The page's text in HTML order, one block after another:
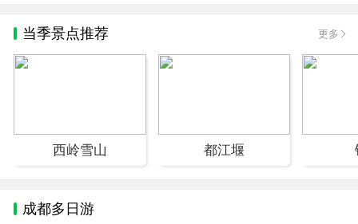
当季景点推荐 更多
西岭雪山 都江堰
成都多日游